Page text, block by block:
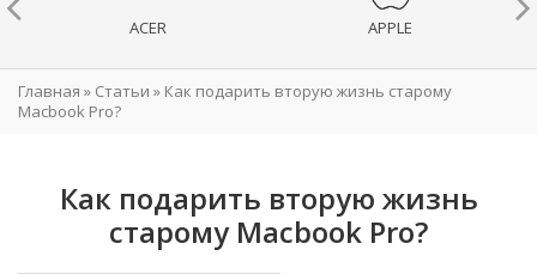
ACER APPLE
Главная » Статьи » Как подарить вторую жизнь старому
Macbook Pro?
Как подарить вторую жизнь
старому Macbook Pro?